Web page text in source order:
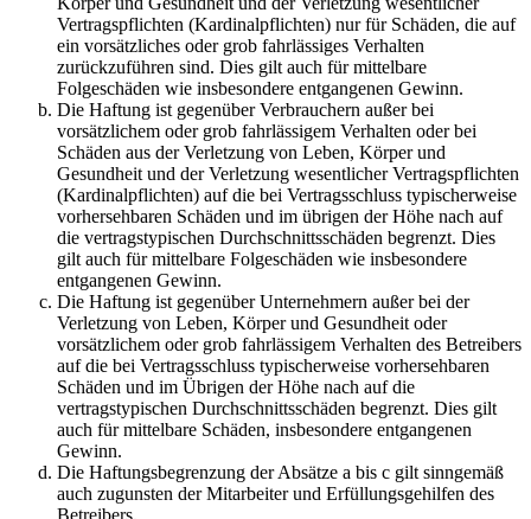
Vertragspflichten (Kardinalpflichten) nur für Schäden, die auf
ein vorsätzliches oder grob fahrlässiges Verhalten
zurückzuführen sind. Dies gilt auch für mittelbare
Folgeschäden wie insbesondere entgangenen Gewinn.
Die Haftung ist gegenüber Verbrauchern außer bei
vorsätzlichem oder grob fahrlässigem Verhalten oder bei
Schäden aus der Verletzung von Leben, Körper und
Gesundheit und der Verletzung wesentlicher Vertragspflichten
(Kardinalpflichten) auf die bei Vertragsschluss typischerweise
vorhersehbaren Schäden und im übrigen der Höhe nach auf
die vertragstypischen Durchschnittsschäden begrenzt. Dies
gilt auch für mittelbare Folgeschäden wie insbesondere
entgangenen Gewinn.
Die Haftung ist gegenüber Unternehmern außer bei der
Verletzung von Leben, Körper und Gesundheit oder
vorsätzlichem oder grob fahrlässigem Verhalten des Betreibers
auf die bei Vertragsschluss typischerweise vorhersehbaren
Schäden und im Übrigen der Höhe nach auf die
vertragstypischen Durchschnittsschäden begrenzt. Dies gilt
auch für mittelbare Schäden, insbesondere entgangenen
Gewinn.
Die Haftungsbegrenzung der Absätze a bis c gilt sinngemäß
auch zugunsten der Mitarbeiter und Erfüllungsgehilfen des